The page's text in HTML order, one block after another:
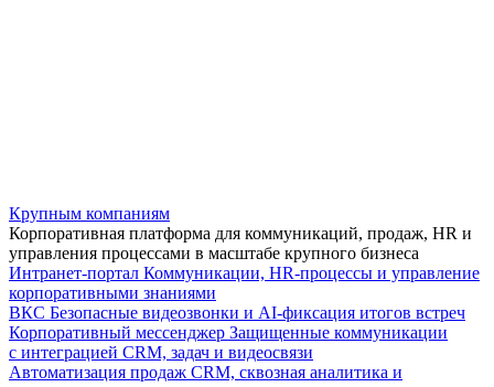
Крупным компаниям
Корпоративная платформа для коммуникаций, продаж, HR и
управления процессами в масштабе крупного бизнеса
Интранет-портал Коммуникации, HR-процессы и управление
корпоративными знаниями
ВКС Безопасные видеозвонки и AI-фиксация итогов встреч
Корпоративный мессенджер Защищенные коммуникации
с интеграцией CRM, задач и видеосвязи
Автоматизация продаж CRM, сквозная аналитика и